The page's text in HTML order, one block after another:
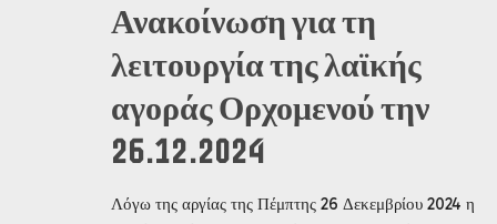
Ανακοίνωση για τη
λειτουργία της λαϊκής
αγοράς Ορχομενού την
26.12.2024
Λόγω της αργίας της Πέμπτης 26 Δεκεμβρίου 2024 η